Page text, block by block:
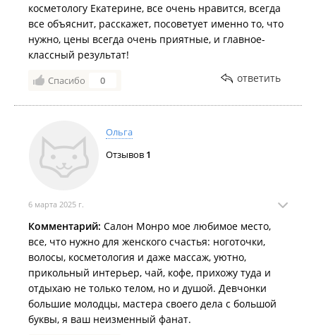
косметологу Екатерине, все очень нравится, всегда
все объяснит, расскажет, посоветует именно то, что
нужно, цены всегда очень приятные, и главное-
классный результат!
Спасибо 0 ответить
Ольга
Отзывов 1
6 марта 2025 г.
Комментарий: Салон Монро мое любимое место,
все, что нужно для женского счастья: ноготочки,
волосы, косметология и даже массаж, уютно,
прикольный интерьер, чай, кофе, прихожу туда и
отдыхаю не только телом, но и душой. Девчонки
большие молодцы, мастера своего дела с большой
буквы, я ваш неизменный фанат.